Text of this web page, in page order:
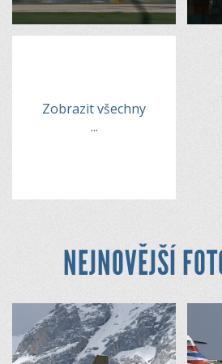
Zobrazit všechny
...
NEJNOVĚJŠÍ